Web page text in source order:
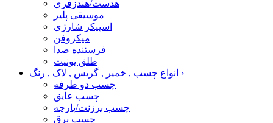
هدست/هندزفری
موسیقی پلیر
اسپیکر شارژی
میکروفن
فرستنده صدا
طلق یونیت
›
چسب دو طرفه
چسب عایق
چسب برزنت/پارچه
چسب برق